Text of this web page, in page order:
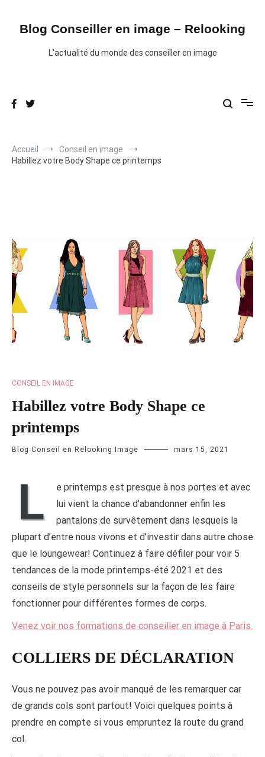
contenuBlog Conseiller en image – Relooking
L'actualité du monde des conseiller en image
Accueil
Conseil en image
Habillez votre Body Shape ce printemps
CONSEIL EN IMAGE
Habillez votre Body Shape ce
printemps
Blog Conseil en Relooking Image mars 15, 2021
L
e printemps est presque à nos portes et avec
lui vient la chance d’abandonner enfin les
pantalons de survêtement dans lesquels la
plupart d’entre nous vivons et d’investir dans autre chose
que le loungewear! Continuez à faire défiler pour voir 5
tendances de la mode printemps-été 2021 et des
conseils de style personnels sur la façon de les faire
fonctionner pour différentes formes de corps.
Venez voir nos formations de conseiller en image à Paris.
COLLIERS DE DÉCLARATION
Vous ne pouvez pas avoir manqué de les remarquer car
de grands cols sont partout! Voici quelques points à
prendre en compte si vous empruntez la route du grand
col.